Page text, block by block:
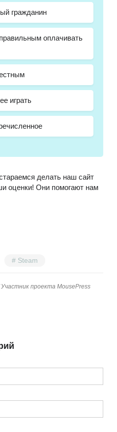
гражданин
оплачивать
играть
делать наш сайт
оценки! Они помогают нам
Steam
Участник проекта MousePress